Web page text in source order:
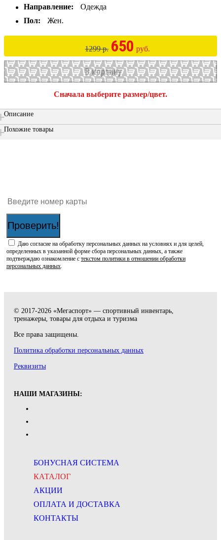
Направление:
Одежда
Пол:
Жен.
1299 р. 650 руб.
В корзину
Сначала выберите размер/цвет.
Описание
Похожие товары
Проверить!
Даю согласие на обработку персональных данных на условиях и для целей,
определенных в указанной форме сбора персональных данных, а также
подтверждаю ознакомление с текстом политики в отношении обработки
персональных данных
© 2017-2026 «Мегаспорт» — спортивный инвентарь,
тренажеры, товары для отдыха и туризма
Все права защищены.
Политика обработки персональных данных
Реквизиты
НАШИ МАГАЗИНЫ:
БОНУСНАЯ СИСТЕМА
КАТАЛОГ
АКЦИИ
ОПЛАТА И ДОСТАВКА
КОНТАКТЫ